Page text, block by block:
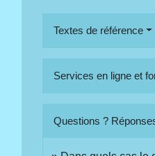
Textes de référence
Services en ligne et
Questions ?